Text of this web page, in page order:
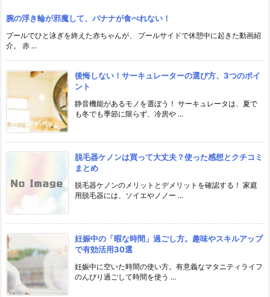
腕の浮き輪が邪魔して、バナナが食べれない！
プールでひと泳ぎを終えた赤ちゃんが、 プールサイドで休憩中に起きた動画紹
介。 赤 ...
後悔しない！サーキュレーターの選び方、3つのポイ
ント
静音機能があるモノを選ぼう！ サーキュレータは、夏で
も冬でも季節に限らず、冷房や ...
脱毛器ケノンは買って大丈夫？使った感想とクチコミ
まとめ
脱毛器ケノンのメリットとデメリットを確認する！ 家庭
用脱毛器には、ソイエやノノー ...
妊娠中の「暇な時間」過ごし方。趣味やスキルアップ
で有効活用30選
妊娠中に空いた時間の使い方。有意義なマタニティライフ
のんびり過ごして時間を使う ...